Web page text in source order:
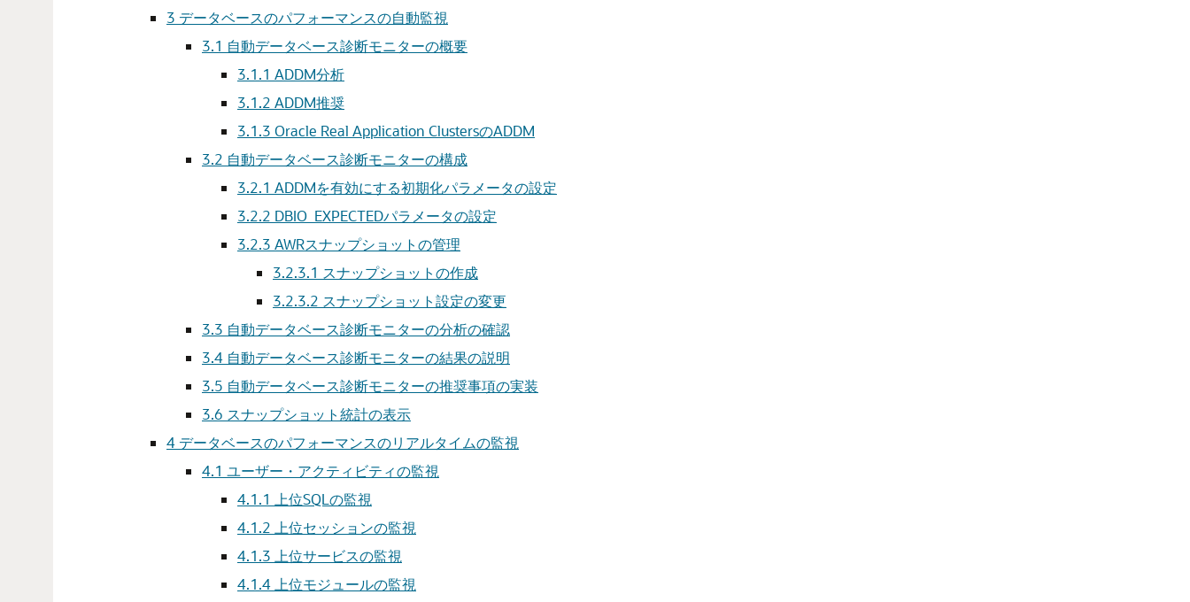
3 データベースのパフォーマンスの自動監視
3.1 自動データベース診断モニターの概要
3.1.1 ADDM分析
3.1.2 ADDM推奨
3.1.3 Oracle Real Application ClustersのADDM
3.2 自動データベース診断モニターの構成
3.2.1 ADDMを有効にする初期化パラメータの設定
3.2.2 DBIO_EXPECTEDパラメータの設定
3.2.3 AWRスナップショットの管理
3.2.3.1 スナップショットの作成
3.2.3.2 スナップショット設定の変更
3.3 自動データベース診断モニターの分析の確認
3.4 自動データベース診断モニターの結果の説明
3.5 自動データベース診断モニターの推奨事項の実装
3.6 スナップショット統計の表示
4 データベースのパフォーマンスのリアルタイムの監視
4.1 ユーザー・アクティビティの監視
4.1.1
上位SQLの監視
4.1.2 上位セッションの監視
4.1.3 上位サービスの監視
4.1.4 上位モジュールの監視